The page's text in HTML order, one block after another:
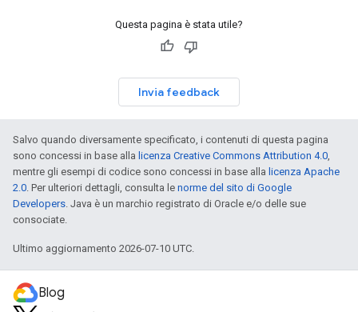
Questa pagina è stata utile?
Invia feedback
Salvo quando diversamente specificato, i contenuti di questa pagina
sono concessi in base alla licenza Creative Commons Attribution 4.0,
mentre gli esempi di codice sono concessi in base alla licenza Apache
2.0. Per ulteriori dettagli, consulta le norme del sito di Google
Developers. Java è un marchio registrato di Oracle e/o delle sue
consociate.
Ultimo aggiornamento 2026-07-10 UTC.
Blog